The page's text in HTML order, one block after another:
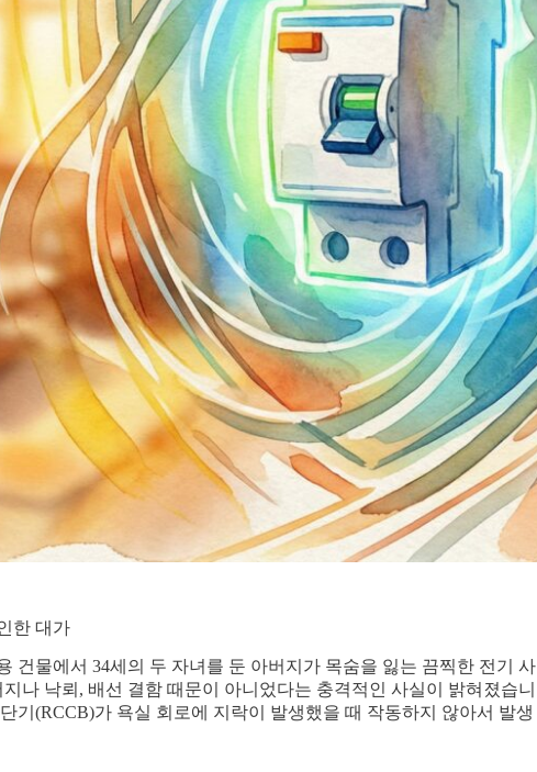
한 대가
건물에서 34세의 두 자녀를 둔 아버지가 목숨을 잃는 끔찍한 전기 사
나 낙뢰, 배선 결함 때문이 아니었다는 충격적인 사실이 밝혀졌습니
기(RCCB)가 욕실 회로에 지락이 발생했을 때 작동하지 않아서 발생